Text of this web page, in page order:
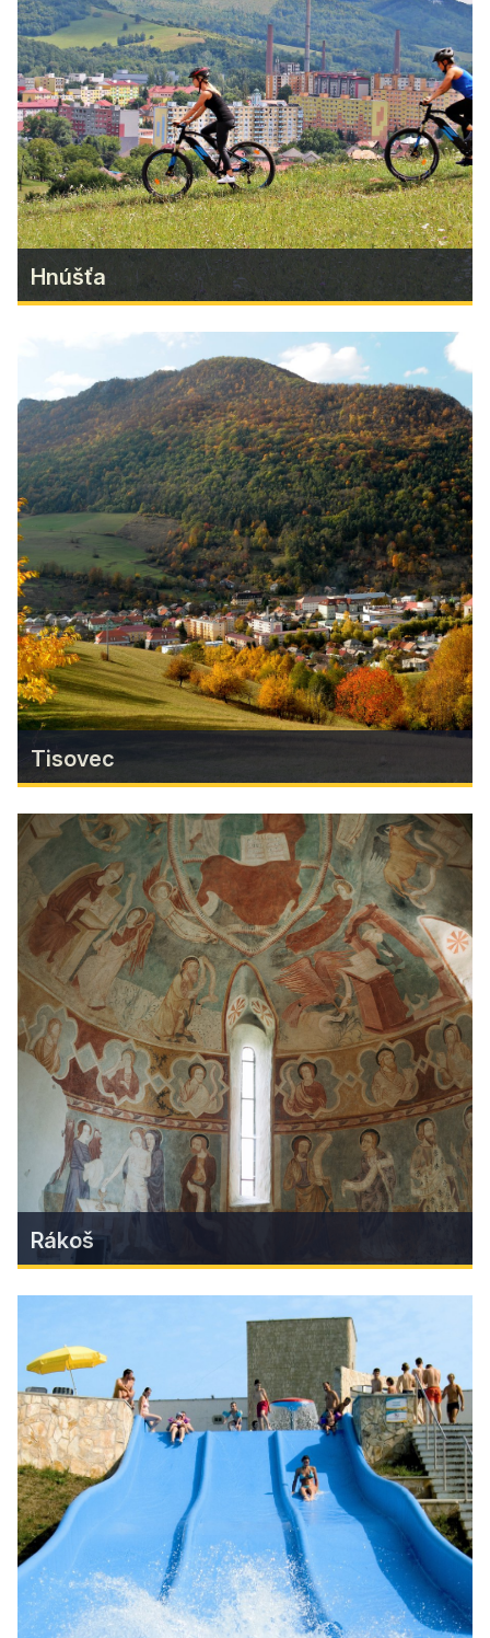
Hnúšti
Objavte priemyselnú minulosť mesta Hnúšťa
Zistiť viac
Hnúšťa
Hnúšťa
Turecký most pri Hnúšti je najobľúbenejšou
lokalitou domácich i návštevníkov zo širokého
okolia. Za zhliadnutie určite stojí 170 ročná
katalpa v Mariássyho záhrade a návšteva Múzea
socialistických kuriozít.
Zistiť viac
Tisovec
Tisovec
Vyberte sa z Tisovca na majestátnu Hradovú so
zvyškami hradu, k prameňu Rimavy, alebo do
Čertovej doliny, pripomínajúcej rokliny
Slovenského raja. Unikátom je i ozubnicová
železničná trať, ktorá vedie z Tisovca do
Pohronskej Polhory.
Zistiť viac
Rákoš
Rákoš
Obec ležiaca na úpätí Železníka ukrýva
neuveriteľné bohatstvo v podobe prírodných
krás, historických i technických pamiatok.
Zistiť viac